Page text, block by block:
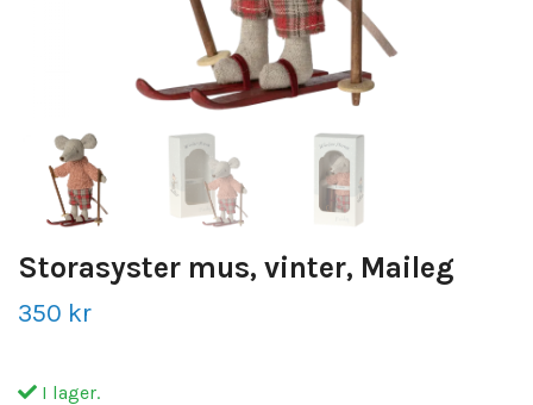
Storasyster mus, vinter, Maileg
350 kr
I lager.